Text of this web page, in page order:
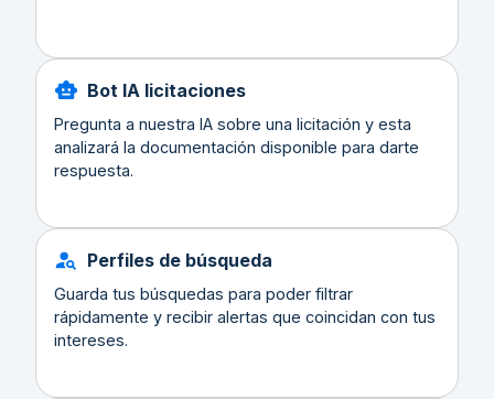
Bot IA licitaciones
Pregunta a nuestra IA sobre una licitación y esta
analizará la documentación disponible para darte
respuesta.
Perfiles de búsqueda
Guarda tus búsquedas para poder filtrar
rápidamente y recibir alertas que coincidan con tus
intereses.